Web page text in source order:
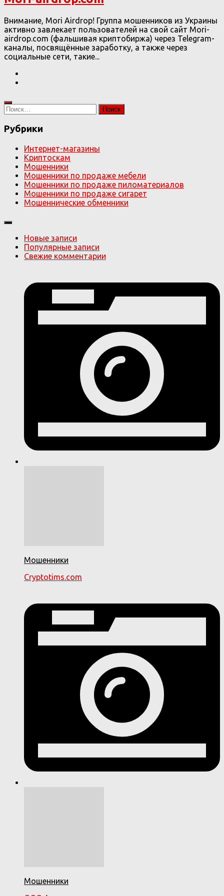
Внимание, Mori Airdrop! Группа мошенников из Украины
активно завлекает пользователей на свой сайт Mori-
airdrop.com (фальшивая криптобиржа) через Telegram-
каналы, посвящённые заработку, а также через
социальные сети, такие...
Найти:
Рубрики
Интернет-магазины
Криптоскам
Мошенники
Мошенники по продаже мебели
Мошенники по продаже пиломатериалов
Мошенники по продаже сигарет
Мошеннические обменники
Новые записи
Популярные записи
Свежие комментарии
Мошенники
Cryptotims.com
Мошенники